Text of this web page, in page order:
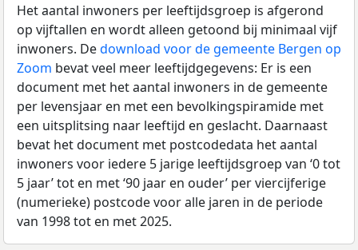
Het aantal inwoners per leeftijdsgroep is afgerond
op vijftallen en wordt alleen getoond bij minimaal vijf
inwoners. Dedownload voor de gemeente Bergen op
Zoom bevat veel meer leeftijdgegevens: Er is een
document met het aantal inwoners in de gemeente
per levensjaar en met een bevolkingspiramide met
een uitsplitsing naar leeftijd en geslacht. Daarnaast
bevat het document met postcodedata het aantal
inwoners voor iedere 5 jarige leeftijdsgroep van ‘0 tot
5 jaar’ tot en met ‘90 jaar en ouder’ per viercijferige
(numerieke) postcode voor alle jaren in de periode
van 1998 tot en met 2025.